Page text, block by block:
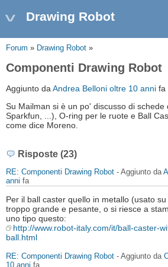
Drawing Robot
Forum » Drawing Robot »
Componenti Drawing Robot
Aggiunto daAndrea Belloni oltre 10 anni fa
Su Mailman si è un po' discusso di schede
Sparkfun, ...), O-ring per le ruote e Ball
come dice Moreno.
Risposte (23)
RE: Componenti Drawing Robot - Aggiunto da
anni fa
Per il ball caster quello in metallo (usato
troppo grande e pesante, o si riesce a
uno tipo questo:
http://www.robot-italy.com/it/ball-caster-
ball.html
RE: Componenti Drawing Robot - Aggiunto da
10 anni fa